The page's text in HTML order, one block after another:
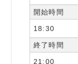
開始時間
18:30
終了時間
21:00